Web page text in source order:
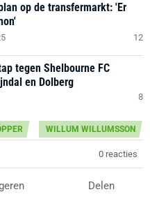
op de transfermarkt: 'Er
12
tegen Shelbourne FC
en Dolberg
8
WILLUM WILLUMSSON
0 reacties
Delen